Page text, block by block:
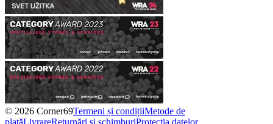
© 2026 Corner69Termeni și condițiiMetode de
platăLivrareReturnări și schimburiProtecția datelor